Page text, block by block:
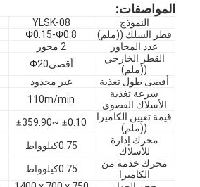
المواصفات:
النموذج YLSK-08
قطر السلك ((ملم)
Φ0.15-Φ0.8
عدد المحاور
2 محور
القطر الخارجي
((ملم)
أقصى Φ20
أقصى طول تغذية
غير محدود
سرعة تغذية
الأسلاك القصوى
110m/min
قيمة تعيين الكاميرا
((ملم)
±0.10 ~
±359.90
محرك إدارة
للأسلاك
0.75كيلوواط
محرك خدمة من
الكاميرا
0.75كيلوواط